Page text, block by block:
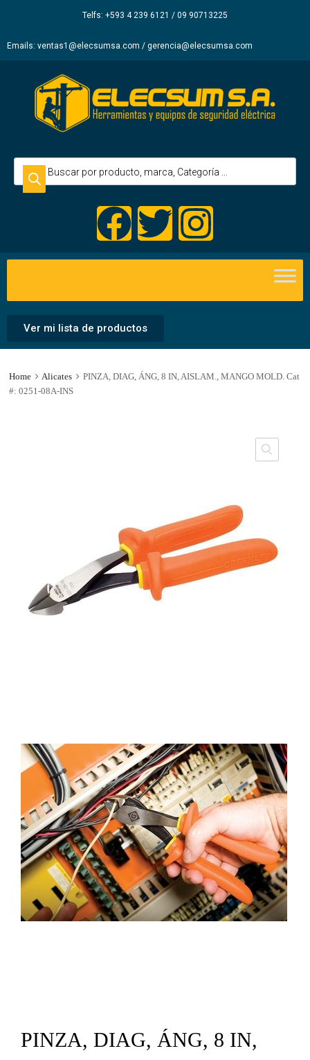
Telfs: +593 4 239 6121 / 09 90713225
Emails: ventas1@elecsumsa.com / gerencia@elecsumsa.com
Ver mi lista de productos
Home Alicates
PINZA, DIAG, ÁNG, 8 IN, AISLAM., MANGO MOLD. Cat
#: 0251-08A-INS
PINZA, DIAG, ÁNG, 8 IN,